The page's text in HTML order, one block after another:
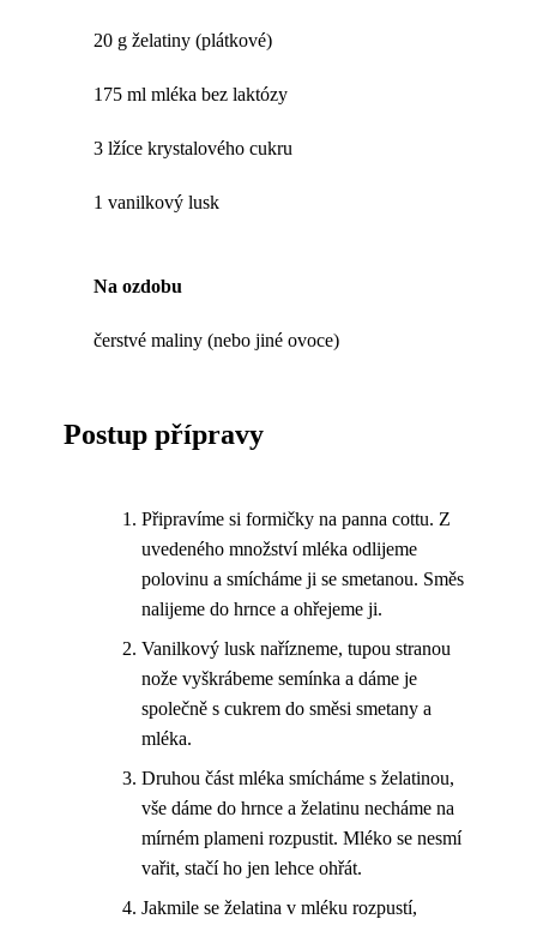
20 g želatiny (plátkové)
175 ml mléka bez laktózy
3 lžíce krystalového cukru
1 vanilkový lusk
Na ozdobu
čerstvé maliny (nebo jiné ovoce)
Postup přípravy
Připravíme si formičky na panna cottu. Z
uvedeného množství mléka odlijeme
polovinu a smícháme ji se smetanou. Směs
nalijeme do hrnce a ohřejeme ji.
Vanilkový lusk nařízneme, tupou stranou
nože vyškrábeme semínka a dáme je
společně s cukrem do směsi smetany a
mléka.
Druhou část mléka smícháme s želatinou,
vše dáme do hrnce a želatinu necháme na
mírném plameni rozpustit. Mléko se nesmí
vařit, stačí ho jen lehce ohřát.
Jakmile se želatina v mléku rozpustí,